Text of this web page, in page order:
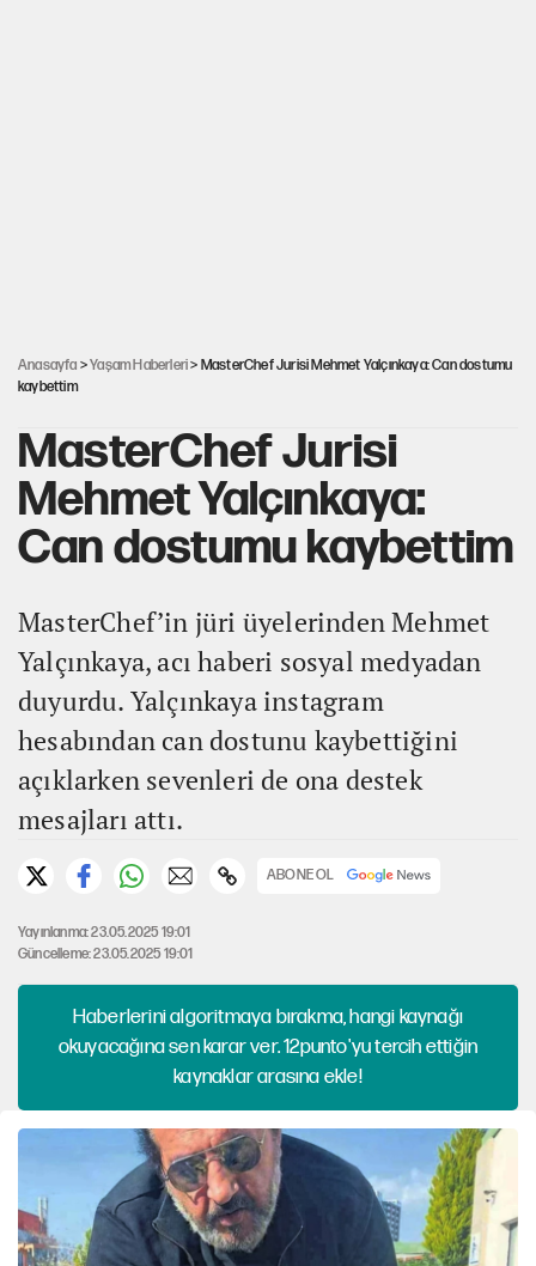
Anasayfa >Yaşam Haberleri> MasterChef Jurisi Mehmet Yalçınkaya: Can dostumu
kaybettim
MasterChef Jurisi
Mehmet Yalçınkaya:
Can dostumu kaybettim
MasterChef’in jüri üyelerinden Mehmet
Yalçınkaya, acı haberi sosyal medyadan
duyurdu. Yalçınkaya instagram
hesabından can dostunu kaybettiğini
açıklarken sevenleri de ona destek
mesajları attı.
ABONE OL
Yayınlanma: 23.05.2025 19:01
Güncelleme: 23.05.2025 19:01
Haberlerini algoritmaya bırakma, hangi kaynağı
okuyacağına sen karar ver. 12punto'yu tercih ettiğin
kaynaklar arasına ekle!